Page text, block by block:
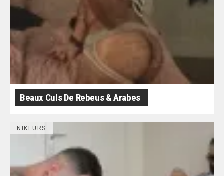
Beaux Culs De Rebeus & Arabes
NIKEURS